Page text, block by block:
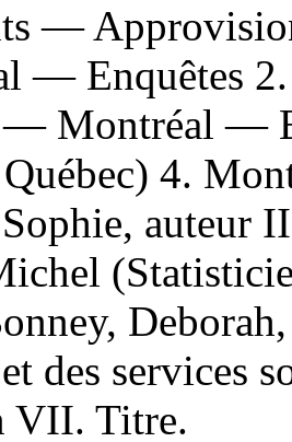
—
— Enquêtes
Montréal —
4.
auteur
des services
VII. Titre.